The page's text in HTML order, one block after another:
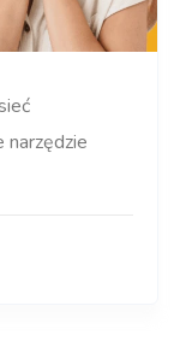
narzędzie